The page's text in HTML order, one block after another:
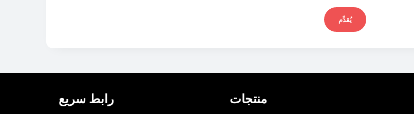
يُقدِّم
رابط سريع منتجات